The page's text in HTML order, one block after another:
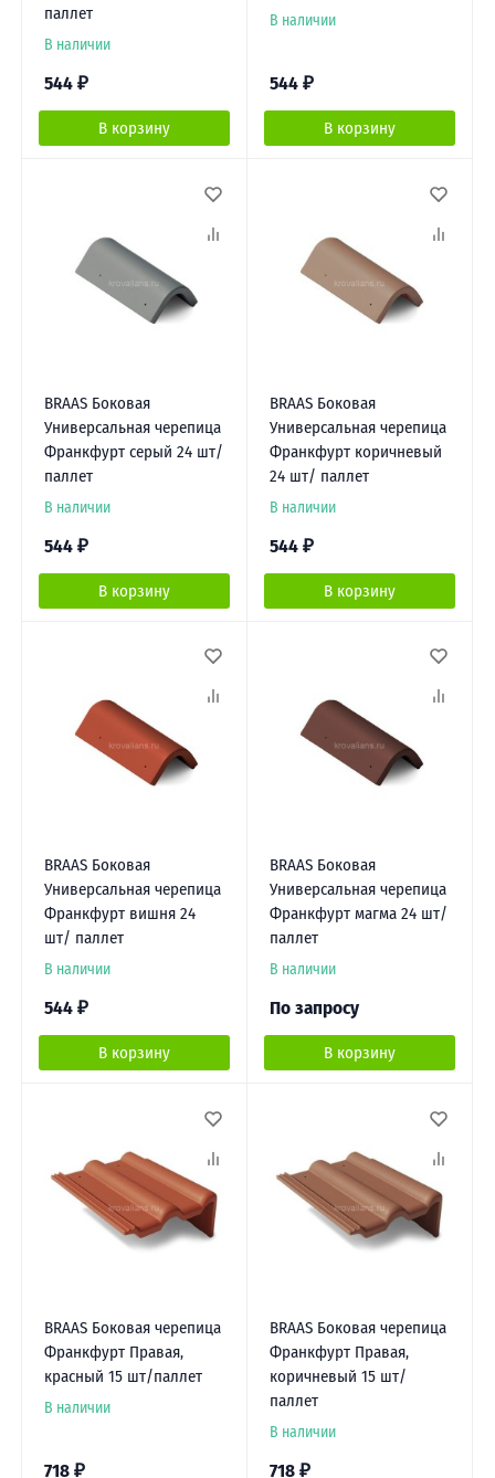
паллет
В наличии
544 ₽
В корзину
В наличии
544 ₽
В корзину
BRAAS Боковая
Универсальная черепица
Франкфурт серый 24 шт/
паллет
В наличии
544 ₽
В корзину
BRAAS Боковая
Универсальная черепица
Франкфурт коричневый
24 шт/ паллет
В наличии
544 ₽
В корзину
BRAAS Боковая
Универсальная черепица
Франкфурт вишня 24
шт/ паллет
В наличии
544 ₽
В корзину
BRAAS Боковая
Универсальная черепица
Франкфурт магма 24 шт/
паллет
В наличии
По запросу
В корзину
BRAAS Боковая черепица
Франкфурт Правая,
красный 15 шт/паллет
В наличии
718 ₽
BRAAS Боковая черепица
Франкфурт Правая,
коричневый 15 шт/
паллет
В наличии
718 ₽